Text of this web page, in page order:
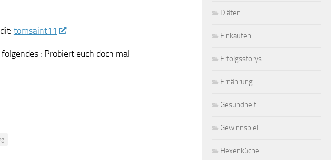
tomsaint11
: Probiert euch doch mal
Diäten
Einkaufen
Erfolgsstorys
Ernährung
Gesundheit
Gewinnspiel
Hexenküche